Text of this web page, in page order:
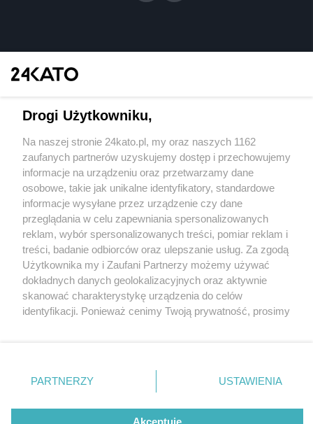
1 / 0
Wydawca mediów lokalnych
Nie zapomnij
zapoznać się z:
polityką prywatności regulamin korzystania z portali
Twojemiasto
Piekary Śląskie
Chorzów
Tarnowskie Góry
Gliwice
Skontakuj sięz nami
Kontakt
Wydawca
Redakcja
Drogi Użytkowniku,
Na naszej stronie 24kato.pl, my oraz naszych 1162
zaufanych partnerów uzyskujemy dostęp i przechowujemy
informacje na urządzeniu oraz przetwarzamy dane
osobowe, takie jak unikalne identyfikatory, standardowe
informacje wysyłane przez urządzenie czy dane
przeglądania w celu zapewniania spersonalizowanych
reklam, wybór spersonalizowanych treści, pomiar reklam i
treści, badanie odbiorców oraz ulepszanie usług. Za zgodą
Użytkownika my i Zaufani Partnerzy możemy używać
dokładnych danych geolokalizacyjnych oraz aktywnie
skanować charakterystykę urządzenia do celów
identyfikacji. Ponieważ cenimy Twoją prywatność, prosimy
prywatności znajdujący się w lewym dolnym rogu strony
. Niektóre rodzaje przetwarzania danych nie wymagają
zgody użytkownika, ale masz prawo sprzeciwić się
takiemu przetwarzaniu. Preferencje będą miały
PARTNERZY USTAWIENIA
Akceptuję